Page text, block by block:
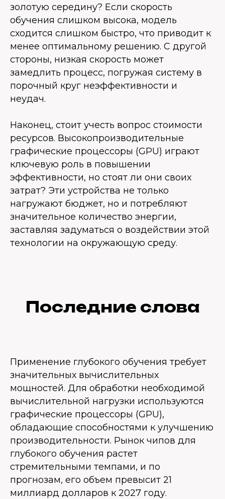
золотую середину? Если скорость
обучения слишком высока, модель
сходится слишком быстро, что приводит к
менее оптимальному решению. С другой
стороны, низкая скорость может
замедлить процесс, погружая систему в
порочный круг неэффективности и
неудач.
Наконец, стоит учесть вопрос стоимости
ресурсов. Высокопроизводительные
графические процессоры (GPU) играют
ключевую роль в повышении
эффективности, но стоят ли они своих
затрат? Эти устройства не только
нагружают бюджет, но и потребляют
значительное количество энергии,
заставляя задуматься о воздействии этой
технологии на окружающую среду.
Последние слова
Применение глубокого обучения требует
значительных вычислительных
мощностей. Для обработки необходимой
вычислительной нагрузки используются
графические процессоры (GPU),
обладающие способностями к улучшению
производительности. Рынок чипов для
глубокого обучения растет
стремительными темпами, и по
прогнозам, его объем превысит 21
миллиард долларов к 2027 году.